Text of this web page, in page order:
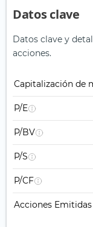
Datos clave
Datos clave y
acciones.
Capitalización de
P/E
P/BV
P/S
P/CF
Acciones Emitidas